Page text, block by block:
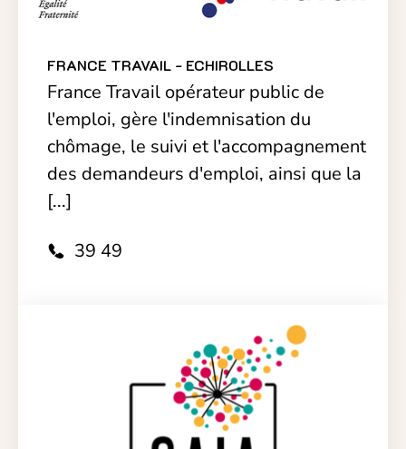
FRANCE TRAVAIL - ECHIROLLES
France Travail opérateur public de
l'emploi, gère l'indemnisation du
chômage, le suivi et l'accompagnement
des demandeurs d'emploi, ainsi que la
[...]
39 49